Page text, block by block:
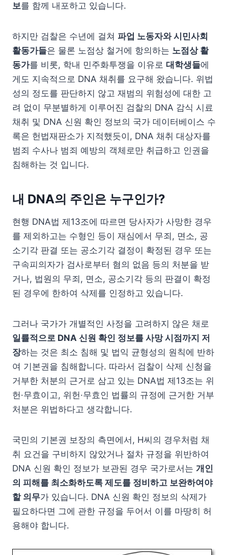
보를 함께 내포하고 있습니다.
하지만 검찰은 수년에 걸쳐 파업 노동자와 시민사회
활동가들은 물론 노점상 철거에 항의하는 노점상 활
동가를 비롯, 학내 민주화투쟁을 이유로 대학생들에
게도 지속적으로 DNA 채취를 요구해 왔습니다. 위법
성의 정도를 판단하지 않고 재범의 위험성에 대한 고
려 없이 무분별하게 이루어진 검찰의 DNA 감식 시료
채취 및 DNA 신원 확인 정보의 국가 데이터베이스 수
록은 헌법재판소가 지적했듯이, DNA 채취 대상자를
범죄 수사나 범죄 예방의 객체로만 취급하고 인권을
침해하는 것 입니다.
내 DNA의 주인은 누구인가?
현행 DNA법 제13조에 따르면 당사자가 사망한 경우
를 제외하고는 수형인 등이 재심에서 무죄, 면소, 공
소기각 판결 또는 공소기각 결정이 확정된 경우 또는
구속피의자가 검사로부터 혐의 없음 등의 처분을 받
거나, 법원의 무죄, 면소, 공소기각 등의 판결이 확정
된 경우에 한하여 삭제를 인정하고 있습니다.
그러나 국가가 개별적인 사정을 고려하지 않은 채로
일률적으로 DNA 신원 확인 정보를 사망 시점까지 저
장하는 것은 최소 침해 및 법익 균형성의 원칙에 반하
여 기본권을 침해합니다. 따라서 검찰이 삭제 신청을
거부한 처분의 근거로 삼고 있는 DNA법 제13조는 위
헌·무효이고, 위헌·무효인 법률의 규정에 근거한 거부
처분은 위법하다고 생각합니다.
국민의 기본권 보장의 측면에서, H씨의 경우처럼 채
취 요건을 구비하지 않았거나 절차 규정을 위반하여
DNA 신원 확인 정보가 보관된 경우 국가로서는 개인
의 피해를 최소화하도록 제도를 정비하고 보완하여야
할 의무가 있습니다. DNA 신원 확인 정보의 삭제가
필요하다면 그에 관한 규정을 두어서 이를 마땅히 허
용해야 합니다.